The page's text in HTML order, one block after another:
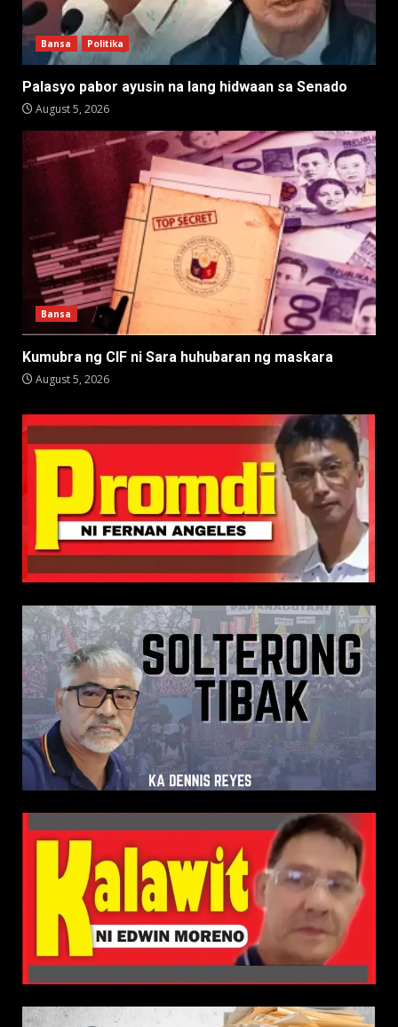
Bansa Politika
Palasyo pabor ayusin na lang hidwaan sa Senado
August 5, 2026
Bansa
Kumubra ng CIF ni Sara huhubaran ng maskara
August 5, 2026